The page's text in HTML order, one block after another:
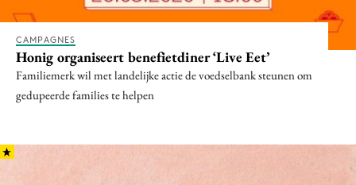
CAMPAGNES
Honig organiseert benefietdiner ‘Live Eet’
Familiemerk wil met landelijke actie de voedselbank steunen om
gedupeerde families te helpen